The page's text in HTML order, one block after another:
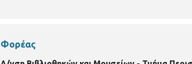
Φορέας